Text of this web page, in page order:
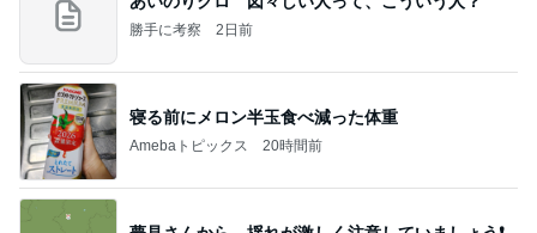
勝手に考察 2日前
寝る前にメロン半玉食べ減った体重
Amebaトピックス 20時間前